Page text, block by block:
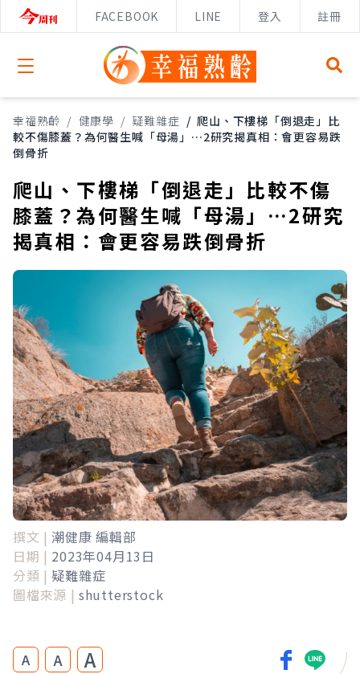
FACEBOOK LINE 登入 註冊
Open menu
幸福熟齡 / 健康學 / 疑難雜症 / 爬山、下樓梯「倒退走」比
較不傷膝蓋？為何醫生喊「母湯」…2研究揭真相：會更容易跌
倒骨折
爬山、下樓梯「倒退走」比較不傷
膝蓋？為何醫生喊「母湯」…2研究
揭真相：會更容易跌倒骨折
撰文 | 潮健康 編輯部
日期 | 2023年04月13日
分類 | 疑難雜症
圖檔來源 | shutterstock
A A A